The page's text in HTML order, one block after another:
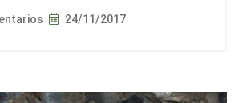
24/11/2017